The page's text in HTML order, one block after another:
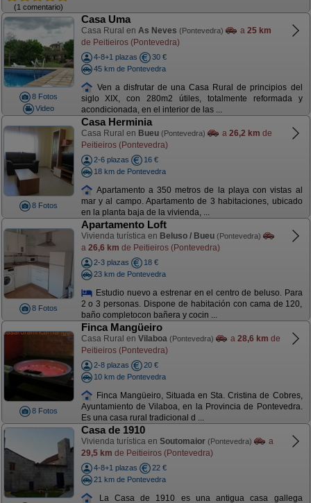
(1 comentario)
8 Fotos
Video
Casa Uma
Casa Rural en As Neves (Pontevedra) a 25 km
de Peitieiros (Pontevedra)
4-8+1 plazas
30 €
45 km de Pontevedra
Ven a disfrutar de una Casa Rural de principios del
siglo XIX, con 280m2 útiles, totalmente reformada y
acondicionada, en el interior de las ...
8 Fotos
Casa Herminia
Casa Rural en Bueu (Pontevedra) a 26,2 km de
Peitieiros (Pontevedra)
2-6 plazas
16 €
18 km de Pontevedra
Apartamento a 350 metros de la playa con vistas al
mar y al campo. Apartamento de 3 habitaciones, ubicado
en la planta baja de la vivienda, ...
8 Fotos
Apartamento Loft
Vivienda turística en Beluso / Bueu (Pontevedra)
a 26,6 km de Peitieiros (Pontevedra)
2-3 plazas
18 €
23 km de Pontevedra
Estudio nuevo a estrenar en el centro de beluso. Para
2 o 3 personas. Dispone de habitación con cama de 120,
baño completocon bañera y cocin ...
8 Fotos
Finca Mangüeiro
Casa Rural en Vilaboa (Pontevedra) a 28,6 km de
Peitieiros (Pontevedra)
2-8 plazas
20 €
10 km de Pontevedra
Finca Mangüeiro, Situada en Sta. Cristina de Cobres,
Ayuntamiento de Vilaboa, en la Provincia de Pontevedra.
Es una casa rural tradicional d ...
Casa de 1910
Vivienda turística en Soutomaior (Pontevedra)
a
29,5 km de Peitieiros (Pontevedra)
4-8+1 plazas
22 €
21 km de Pontevedra
La Casa de 1910 es una antigua casa gallega